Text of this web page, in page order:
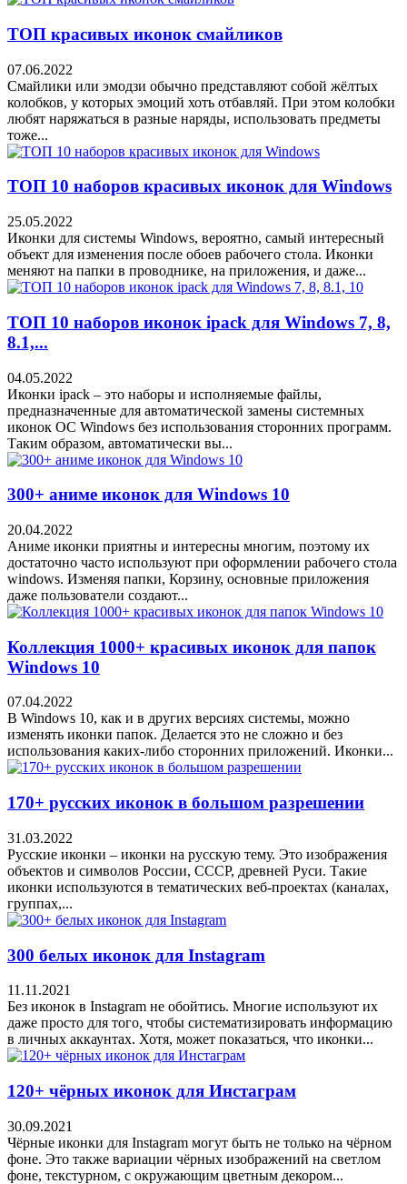
ТОП красивых иконок смайликов
07.06.2022
Смайлики или эмодзи обычно представляют собой жёлтых
колобков, у которых эмоций хоть отбавляй. При этом колобки
любят наряжаться в разные наряды, использовать предметы
тоже...
ТОП 10 наборов красивых иконок для Windows
25.05.2022
Иконки для системы Windows, вероятно, самый интересный
объект для изменения после обоев рабочего стола. Иконки
меняют на папки в проводнике, на приложения, и даже...
ТОП 10 наборов иконок ipack для Windows 7, 8,
8.1,...
04.05.2022
Иконки ipack – это наборы и исполняемые файлы,
предназначенные для автоматической замены системных
иконок ОС Windows без использования сторонних программ.
Таким образом, автоматически вы...
300+ аниме иконок для Windows 10
20.04.2022
Аниме иконки приятны и интересны многим, поэтому их
достаточно часто используют при оформлении рабочего стола
windows. Изменяя папки, Корзину, основные приложения
даже пользователи создают...
Коллекция 1000+ красивых иконок для папок
Windows 10
07.04.2022
В Windows 10, как и в других версиях системы, можно
изменять иконки папок. Делается это не сложно и без
использования каких-либо сторонних приложений. Иконки...
170+ русских иконок в большом разрешении
31.03.2022
Русские иконки – иконки на русскую тему. Это изображения
объектов и символов России, СССР, древней Руси. Такие
иконки используются в тематических веб-проектах (каналах,
группах,...
300 белых иконок для Instagram
11.11.2021
Без иконок в Instagram не обойтись. Многие используют их
даже просто для того, чтобы систематизировать информацию
в личных аккаунтах. Хотя, может показаться, что иконки...
120+ чёрных иконок для Инстаграм
30.09.2021
Чёрные иконки для Instagram могут быть не только на чёрном
фоне. Это также вариации чёрных изображений на светлом
фоне, текстурном, с окружающим цветным декором...